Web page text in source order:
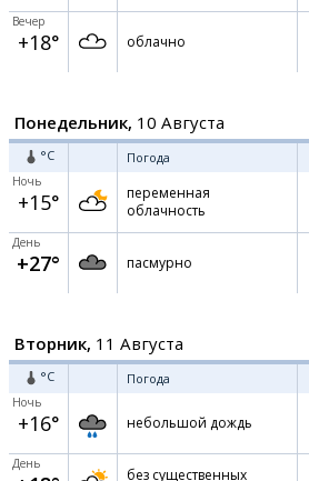
Вечер
+18° облачно
Понедельник, 10 Августа
°C Погода
Ночь
+15°
переменная
облачность
День
+27° пасмурно
Вторник, 11 Августа
°C Погода
Ночь
+16° небольшой дождь
День
без существенных